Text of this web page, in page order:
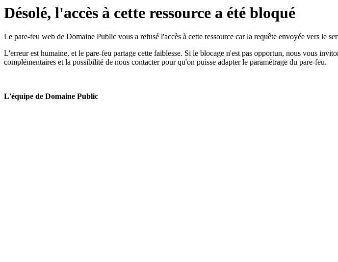
Désolé, l'accès à cette ressource a été bloqué
Le pare-feu web de Domaine Public vous a refusé l'accès à cette ressource car la requête envoyée vers le
L'erreur est humaine, et le pare-feu partage cette faiblesse. Si le blocage n'est pas opportun, nous vous
complémentaires et la possibilité de nous contacter pour qu'on puisse adapter le paramétrage du pare-feu.
L'équipe de Domaine Public